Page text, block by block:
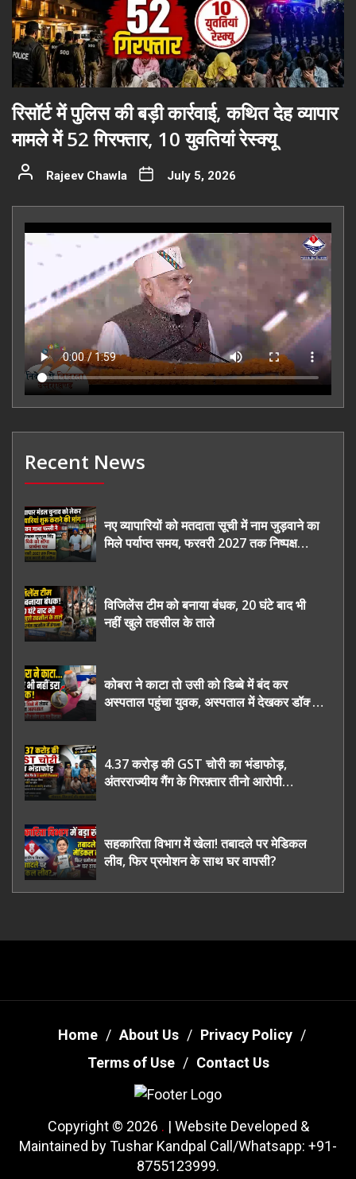
रिसॉर्ट में पुलिस की बड़ी कार्रवाई, कथित देह व्यापार
मामले में 52 गिरफ्तार, 10 युवतियां रेस्क्यू
Rajeev Chawla July 5, 2026
Recent News
नए व्यापारियों को मतदाता सूची में नाम जुड़वाने का
मिले पर्याप्त समय, फरवरी 2027 तक निष्पक्ष
विजिलेंस टीम को बनाया बंधक, 20 घंटे बाद भी
नहीं खुले तहसील के ताले
कोबरा ने काटा तो उसी को डिब्बे में बंद कर
अस्पताल पहुंचा युवक, अस्पताल में देखकर डॉक्टर
4.37 करोड़ की GST चोरी का भंडाफोड़,
अंतरराज्यीय गैंग के गिरफ़्तार तीनो आरोपी
सहकारिता विभाग में खेला! तबादले पर मेडिकल
लीव, फिर प्रमोशन के साथ घर वापसी?
Home About Us
Privacy Policy
Terms of Use
Contact Us
Copyright © 2026 . | Website Developed &
Maintained by Tushar Kandpal Call/Whatsapp: +91-
8755123999.